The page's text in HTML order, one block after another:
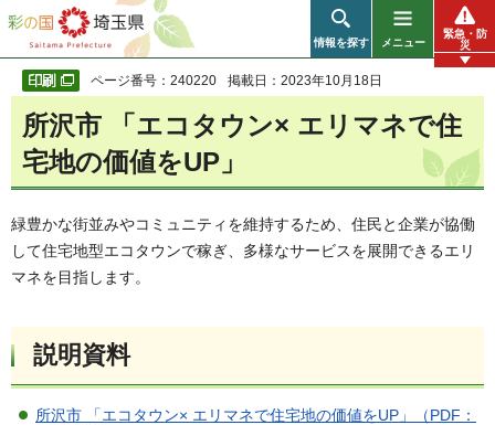
彩の国 埼玉県
情報を探す メニュー
緊急・防
災
ページ番号：240220 掲載日：2023年10月18日
所沢市 「エコタウン× エリマネで住
宅地の価値をUP」
緑豊かな街並みやコミュニティを維持するため、住民と企業が協働
して住宅地型エコタウンで稼ぎ、多様なサービスを展開できるエリ
マネを目指します。
説明資料
所沢市 「エコタウン× エリマネで住宅地の価値をUP」（PDF：